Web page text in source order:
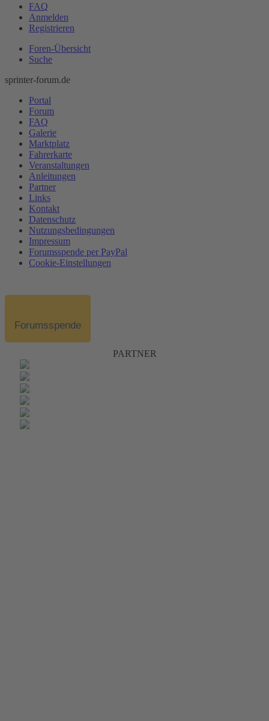
FAQ
Anmelden
Registrieren
Foren-Übersicht
Suche
sprinter-forum.de
Portal
Forum
FAQ
Galerie
Marktplatz
Fahrerkarte
Veranstaltungen
Anleitungen
Partner
Links
Kontakt
Datenschutz
Nutzungsbedingungen
Impressum
Forumsspende per PayPal
Cookie-Einstellungen
Forumsspende
PARTNER